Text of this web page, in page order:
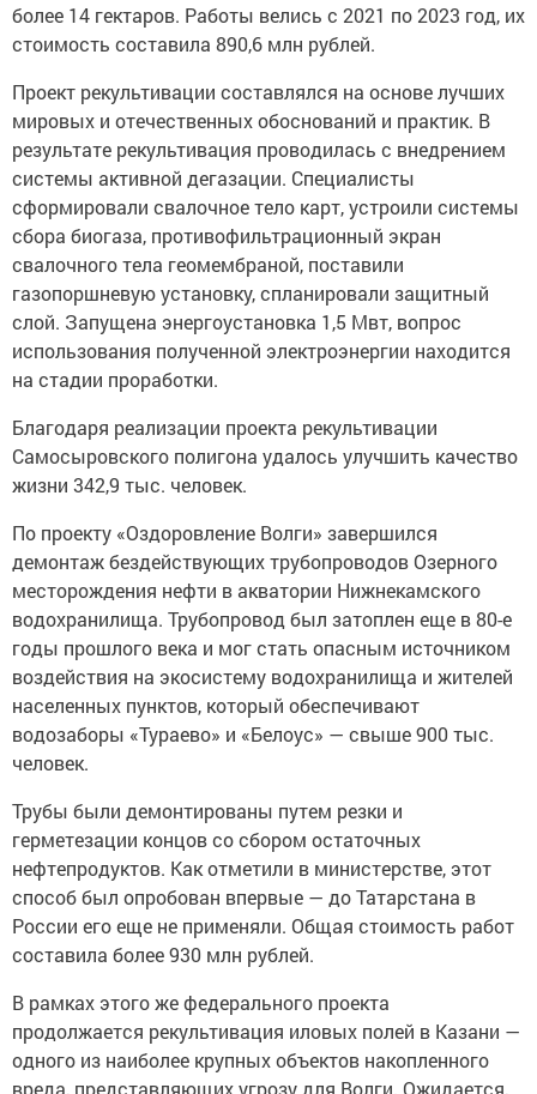
более 14 гектаров. Работы велись с 2021 по 2023 год, их
стоимость составила 890,6 млн рублей.
Проект рекультивации составлялся на основе лучших
мировых и отечественных обоснований и практик. В
результате рекультивация проводилась с внедрением
системы активной дегазации. Специалисты
сформировали свалочное тело карт, устроили системы
сбора биогаза, противофильтрационный экран
свалочного тела геомембраной, поставили
газопоршневую установку, спланировали защитный
слой. Запущена энергоустановка 1,5 Мвт, вопрос
использования полученной электроэнергии находится
на стадии проработки.
Благодаря реализации проекта рекультивации
Самосыровского полигона удалось улучшить качество
жизни 342,9 тыс. человек.
По проекту «Оздоровление Волги» завершился
демонтаж бездействующих трубопроводов Озерного
месторождения нефти в акватории Нижнекамского
водохранилища. Трубопровод был затоплен еще в 80-е
годы прошлого века и мог стать опасным источником
воздействия на экосистему водохранилища и жителей
населенных пунктов, который обеспечивают
водозаборы «Тураево» и «Белоус» — свыше 900 тыс.
человек.
Трубы были демонтированы путем резки и
герметезации концов со сбором остаточных
нефтепродуктов. Как отметили в министерстве, этот
способ был опробован впервые — до Татарстана в
России его еще не применяли. Общая стоимость работ
составила более 930 млн рублей.
В рамках этого же федерального проекта
продолжается рекультивация иловых полей в Казани —
одного из наиболее крупных объектов накопленного
вреда, представляющих угрозу для Волги. Ожидается,